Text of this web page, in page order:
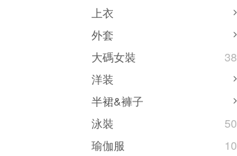
上衣
外套
大碼女裝
38
洋装
半裙&褲子
泳裝
50
瑜伽服
10